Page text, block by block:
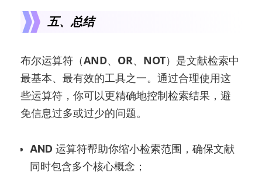
五、总结
布尔运算符（AND、 OR、 NOT）是文献检索中
最基本、最有效的工具之一。通过合理使用这
些运算符，你可以更精确地控制检索结果，避
免信息过多或过少的问题。
AND 运算符帮助你缩小检索范围，确保文献
同时包含多个核心概念；